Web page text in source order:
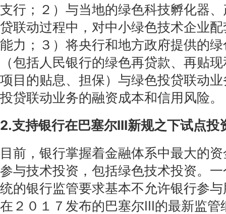
支行；２）与当地的绿色科技孵化器
贷联动过程中，对中小绿色技术企业
能力；３）将央行和地方政府提供的
（包括人民银行的绿色再贷款、再贴
项目的贴息、担保）与绿色投贷联动
投贷联动业务的融资成本和信用风险。
2.支持银行在巴塞尔III新规之下试点投
目前，银行掌握着金融体系中最大的
参与技术投资，包括绿色技术投资。
统的银行监管要求基本不允许银行参
在２０１７发布的巴塞尔III的最新监